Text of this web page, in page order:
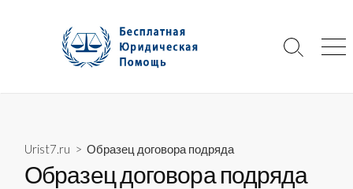
Search
Urist7.ru > Образец договора подряда
Образец договора подряда